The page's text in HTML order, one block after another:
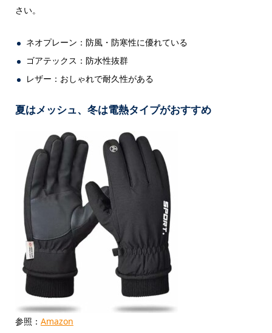
さい。
ネオプレーン：防風・防寒性に優れている
ゴアテックス：防水性抜群
レザー：おしゃれで耐久性がある
夏はメッシュ、冬は電熱タイプがおすすめ
参照： Amazon